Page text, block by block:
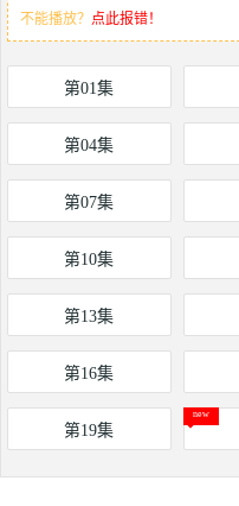
不能播放？ 点此报错！
第01集
第04集
第07集
第10集
第13集
第16集
第19集